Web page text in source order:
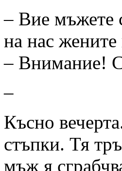
– Вие мъжете
на нас
– Внимание!
–
Късно
стъпки. Тя
мъж я